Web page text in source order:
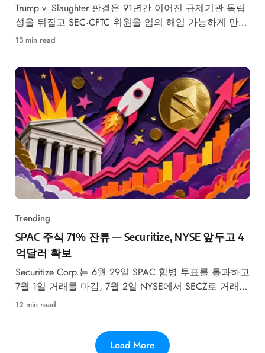
Trump v. Slaughter 판결은 91년간 이어진 규제기관 독립
성을 뒤집고 SEC·CFTC 위원을 임의 해임 가능하게 만들
었다.
13 min read
Trending
SPAC 주식 71% 잔류 — Securitize, NYSE 앞두고 4
억달러 확보
Securitize Corp.는 6월 29일 SPAC 합병 투표를 통과하고
7월 1일 거래를 마감, 7월 2일 NYSE에서 SECZ로 거래된
다 — 초과 청약 PIPE와 30% 미만 상환율로 약 4억달러
12 min read
Load More